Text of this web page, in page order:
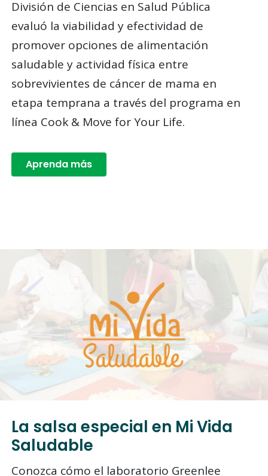
División de Ciencias en Salud Pública
evaluó la viabilidad y efectividad de
promover opciones de alimentación
saludable y actividad física entre
sobrevivientes de cáncer de mama en
etapa temprana a través del programa en
línea Cook & Move for Your Life.
Aprenda más
La salsa especial en Mi Vida
Saludable
Conozca cómo el laboratorio Greenlee